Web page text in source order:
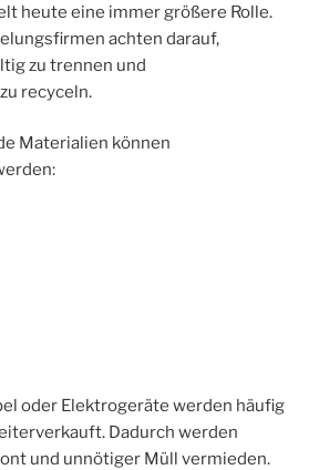
heute eine immer größere Rolle.
achten darauf,
zu trennen und
recyceln.
Materialien können
oder Elektrogeräte werden häufig
Dadurch werden
und unnötiger Müll vermieden.